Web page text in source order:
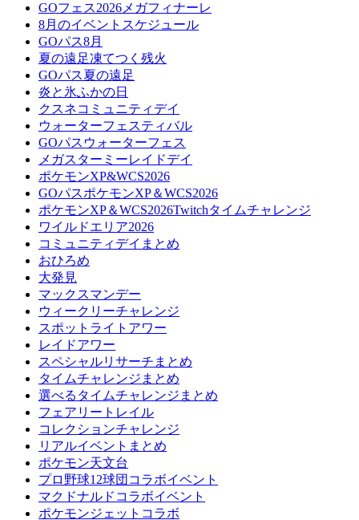
GOフェス2026メガフィナーレ
8月のイベントスケジュール
GOパス8月
夏の遠足凍てつく残火
GOパス夏の遠足
炎と氷ふかの日
クスネコミュニティデイ
ウォーターフェスティバル
GOパスウォーターフェス
メガスターミーレイドデイ
ポケモンXP&WCS2026
GOパスポケモンXP＆WCS2026
ポケモンXP＆WCS2026Twitchタイムチャレンジ
ワイルドエリア2026
コミュニティデイまとめ
おひろめ
大発見
マックスマンデー
ウィークリーチャレンジ
スポットライトアワー
レイドアワー
スペシャルリサーチまとめ
タイムチャレンジまとめ
選べるタイムチャレンジまとめ
フェアリートレイル
コレクションチャレンジ
リアルイベントまとめ
ポケモン天文台
プロ野球12球団コラボイベント
マクドナルドコラボイベント
ポケモンジェットコラボ